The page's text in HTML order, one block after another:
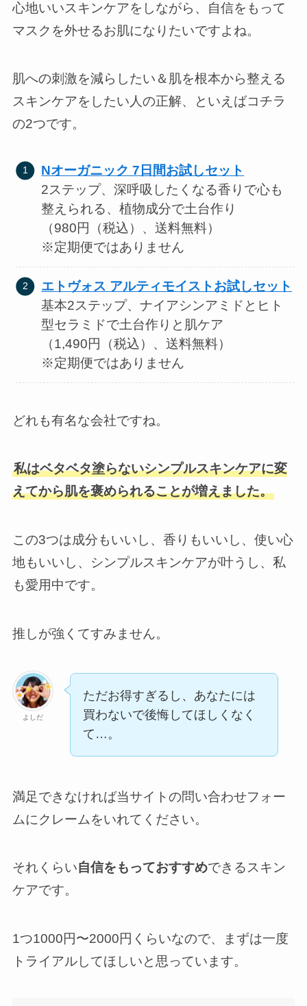
心地いいスキンケアをしながら、自信をもって
マスクを外せるお肌になりたいですよね。
肌への刺激を減らしたい＆肌を根本から整える
スキンケアをしたい人の正解、といえばコチラ
の2つです。
Nオーガニック 7日間お試しセット
2ステップ、深呼吸したくなる香りで心も
整えられる、植物成分で土台作り
（980円（税込）、送料無料）
※定期便ではありません
エトヴォス アルティモイストお試しセット
基本2ステップ、ナイアシンアミドとヒト
型セラミドで土台作りと肌ケア
（1,490円（税込）、送料無料）
※定期便ではありません
どれも有名な会社ですね。
私はベタベタ塗らないシンプルスキンケアに変
えてから肌を褒められることが増えました。
この3つは成分もいいし、香りもいいし、使い心
地もいいし、シンプルスキンケアが叶うし、私
も愛用中です。
推しが強くてすみません。
よしだ
ただお得すぎるし、あなたには
買わないで後悔してほしくなく
て…。
満足できなければ当サイトの問い合わせフォー
ムにクレームをいれてください。
それくらい自信をもっておすすめできるスキン
ケアです。
1つ1000円〜2000円くらいなので、まずは一度
トライアルしてほしいと思っています。